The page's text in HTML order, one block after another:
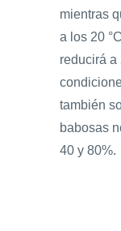
mientras
a los 20
reducirá a
también
babosas
40 y 80%.